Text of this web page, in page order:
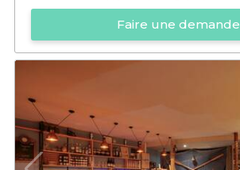
Faire une demande